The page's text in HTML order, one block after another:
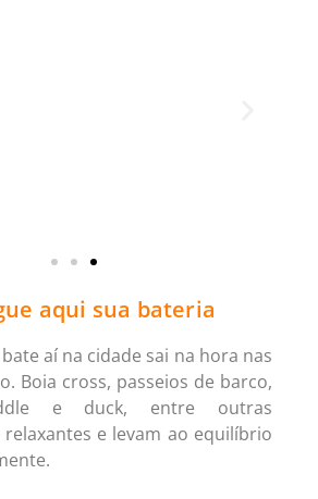
aqui sua bateria
aí na cidade sai na hora nas
Boia cross, passeios de barco,
e duck, entre outras
e levam ao equilíbrio